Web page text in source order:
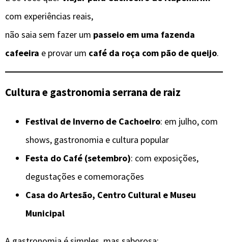
com experiências reais,
não saia sem fazer um passeio em uma fazenda
cafeeira e provar um café da roça com pão de queijo.
Cultura e gastronomia serrana de raiz
Festival de Inverno de Cachoeiro: em julho, com
shows, gastronomia e cultura popular
Festa do Café (setembro): com exposições,
degustações e comemorações
Casa do Artesão, Centro Cultural e Museu
Municipal